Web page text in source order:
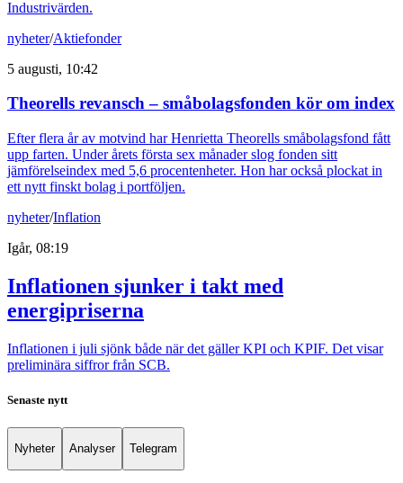
Industrivärden.
nyheter/Aktiefonder
5 augusti, 10:42
Theorells revansch – småbolagsfonden kör om index
Efter flera år av motvind har Henrietta Theorells småbolagsfond fått
upp farten. Under årets första sex månader slog fonden sitt
jämförelseindex med 5,6 procentenheter. Hon har också plockat in
ett nytt finskt bolag i portföljen.
nyheter/Inflation
Igår, 08:19
Inflationen sjunker i takt med
energipriserna
Inflationen i juli sjönk både när det gäller KPI och KPIF. Det visar
preliminära siffror från SCB.
Senaste nytt
Nyheter Analyser Telegram